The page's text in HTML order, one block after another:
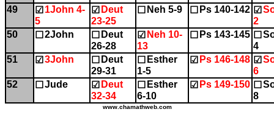
49
☑ 1John 4-
5
☑ Deut
23-25
☐ Neh 5-9 ☐ Ps 140-142 ☑
2
50
☐ 2John ☐ Deut
26-28
☑ Neh 10-
13
☐ Ps 143-145 ☐
4
51
☑ 3John ☐ Deut
29-31
☐ Esther
1-5
☑ Ps 146-148 ☑
6
52
☐ Jude ☑ Deut
32-34
☐ Esther
6-10
☑ Ps 149-150 ☐
8
www.chamathweb.com